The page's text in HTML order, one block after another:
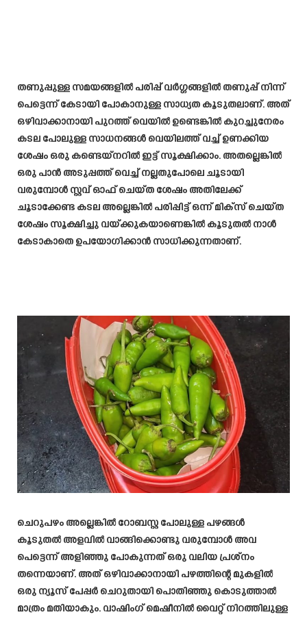
തണുപ്പുള്ള സമയങ്ങളിൽ പരിപ്പ് വർഗ്ഗങ്ങളിൽ തണുപ്പ് നിന്ന്
പെട്ടെന്ന് കേടായി പോകാനുള്ള സാധ്യത കൂടുതലാണ്. അത്
ഒഴിവാക്കാനായി പുറത്ത് വെയിൽ ഉണ്ടെങ്കിൽ കുറച്ചുനേരം
കടല പോലുള്ള സാധനങ്ങൾ വെയിലത്ത് വച്ച് ഉണക്കിയ
ശേഷം ഒരു കണ്ടെയ്നറിൽ ഇട്ട് സൂക്ഷിക്കാം. അതല്ലെങ്കിൽ
ഒരു പാൻ അടുപ്പത്ത് വെച്ച് നല്ലതുപോലെ ചൂടായി
വരുമ്പോൾ സ്റ്റവ് ഓഫ് ചെയ്ത ശേഷം അതിലേക്ക്
ചൂടാക്കേണ്ട കടല അല്ലെങ്കിൽ പരിപ്പിട്ട് ഒന്ന് മിക്സ് ചെയ്ത
ശേഷം സൂക്ഷിച്ചു വയ്ക്കുകയാണെങ്കിൽ കൂടുതൽ നാൾ
കേടാകാതെ ഉപയോഗിക്കാൻ സാധിക്കുന്നതാണ്.
ചെറുപഴം അല്ലെങ്കിൽ റോബസ്റ്റ പോലുള്ള പഴങ്ങൾ
കൂടുതൽ അളവിൽ വാങ്ങിക്കൊണ്ടു വരുമ്പോൾ അവ
പെട്ടെന്ന് അളിഞ്ഞു പോകുന്നത് ഒരു വലിയ പ്രശ്നം
തന്നെയാണ്. അത് ഒഴിവാക്കാനായി പഴത്തിന്റെ മുകളിൽ
ഒരു ന്യൂസ് പേപ്പർ ചെറുതായി പൊതിഞ്ഞു കൊടുത്താൽ
മാത്രം മതിയാകും. വാഷിംഗ് മെഷീനിൽ വൈറ്റ് നിറത്തിലുള്ള